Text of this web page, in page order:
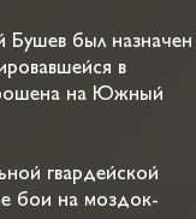
Бушев был назначен
в
на Южный
гвардейской
бои на моздок-